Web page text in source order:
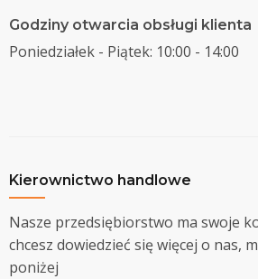
Godziny otwarcia obsługi klienta
Poniedziałek - Piątek: 10:00 - 14:00
Kierownictwo handlowe
Nasze przedsiębiorstwo ma swoje
chcesz dowiedzieć się więcej o nas,
poniżej